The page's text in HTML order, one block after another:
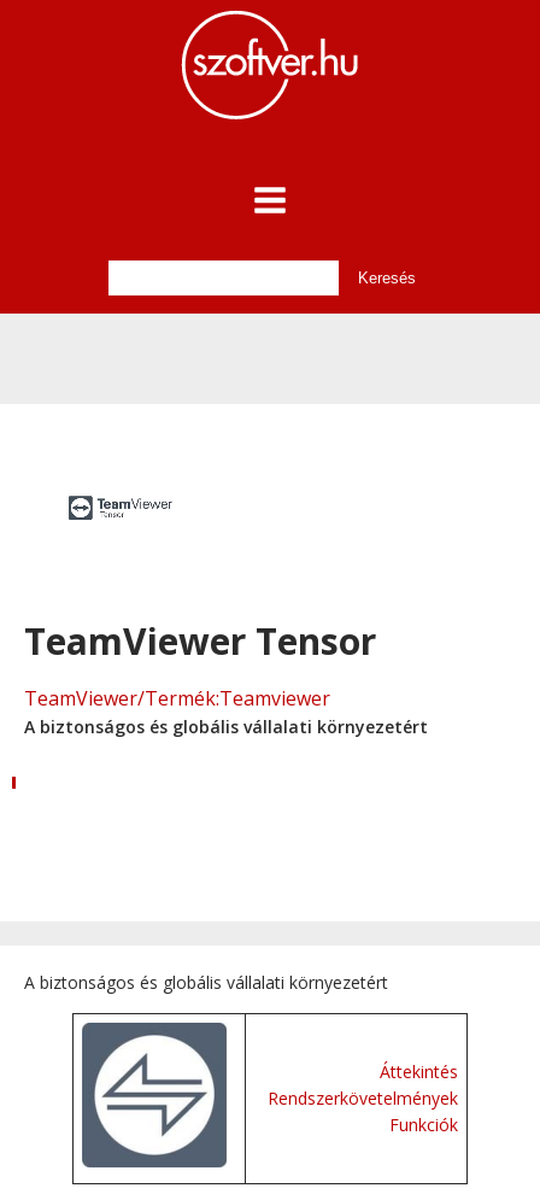
TeamViewer Tensor
TeamViewer/Termék:Teamviewer
A biztonságos és globális vállalati környezetért
A biztonságos és globális vállalati környezetért
Áttekintés
Rendszerkövetelmények
Funkciók